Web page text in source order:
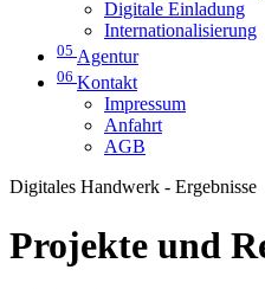
Digitale Einladung
Internationalisierung
05 Agentur
06 Kontakt
Impressum
Anfahrt
AGB
Digitales Handwerk - Ergebnisse
Projekte und